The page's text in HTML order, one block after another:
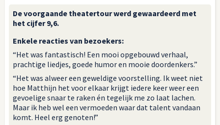
De voorgaande theatertour werd gewaardeerd met
het cijfer 9,6.
Enkele reacties van bezoekers:
“Het was fantastisch! Een mooi opgebouwd verhaal,
prachtige liedjes, goede humor en mooie doordenkers.”
“Het was alweer een geweldige voorstelling. Ik weet niet
hoe Matthijn het voor elkaar krijgt iedere keer weer een
gevoelige snaar te raken én tegelijk me zo laat lachen.
Maar ik heb wel een vermoeden waar dat talent vandaan
komt. Heel erg genoten!”